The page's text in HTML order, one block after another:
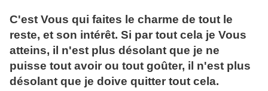
C'est Vous qui faites le charme de tout le
reste, et son intérêt. Si par tout cela je Vous
atteins, il n'est plus désolant que je ne
puisse tout avoir ou tout goûter, il n'est plus
désolant que je doive quitter tout cela.